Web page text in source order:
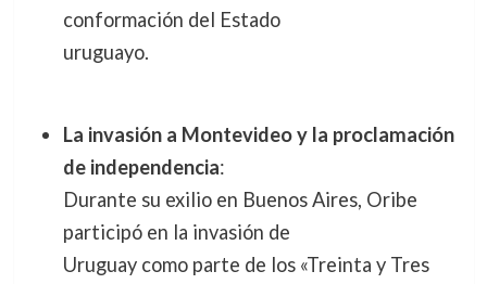
conformación del Estado
uruguayo.
La invasión a Montevideo y la proclamación
de independencia:
Durante su exilio en Buenos Aires, Oribe
participó en la invasión de
Uruguay como parte de los «Treinta y Tres